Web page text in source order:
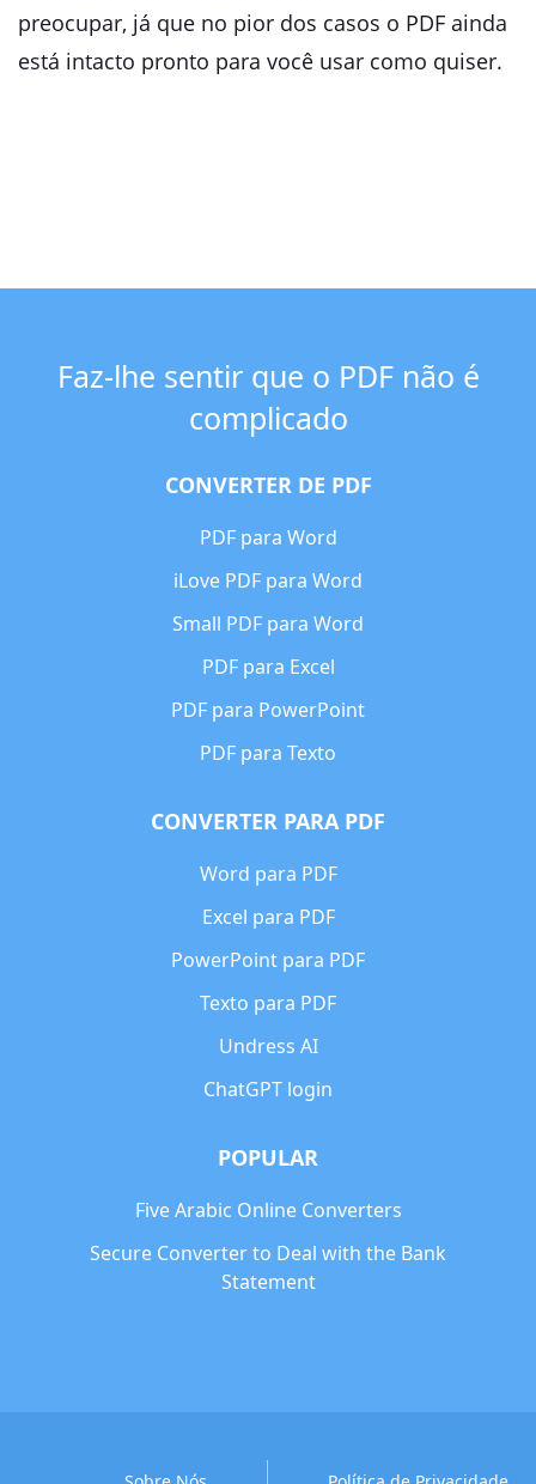
preocupar, já que no pior dos casos o PDF ainda
está intacto pronto para você usar como quiser.
Faz-lhe sentir que o PDF não é
complicado
CONVERTER DE PDF
PDF para Word
iLove PDF para Word
Small PDF para Word
PDF para Excel
PDF para PowerPoint
PDF para Texto
CONVERTER PARA PDF
Word para PDF
Excel para PDF
PowerPoint para PDF
Texto para PDF
Undress AI
ChatGPT login
POPULAR
Five Arabic Online Converters
Secure Converter to Deal with the Bank
Statement